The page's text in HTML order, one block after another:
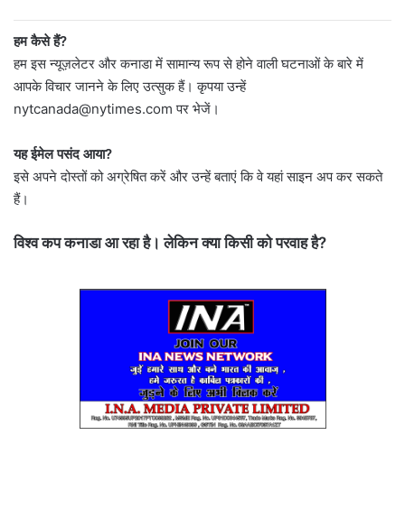
हम कैसे हैं?
हम इस न्यूज़लेटर और कनाडा में सामान्य रूप से होने वाली घटनाओं के बारे में
आपके विचार जानने के लिए उत्सुक हैं। कृपया उन्हें
moc.semityn
@adanactyn पर भेजें।
यह ईमेल पसंद आया?
इसे अपने दोस्तों को अग्रेषित करें और उन्हें बताएं कि वे यहां साइन अप कर सकते
हैं।
विश्व कप कनाडा आ रहा है। लेकिन क्या किसी को परवाह है?